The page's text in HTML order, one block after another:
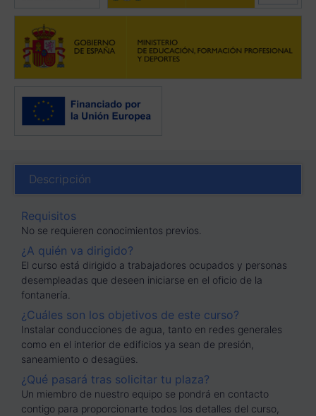
Descripción
Requisitos
No se requieren conocimientos previos.
¿A quién va dirigido?
El curso está dirigido a trabajadores ocupados y personas
desempleadas que deseen iniciarse en el oficio de la
fontanería.
¿Cuáles son los objetivos de este curso?
Instalar conducciones de agua, tanto en redes generales
como en el interior de edificios ya sean de presión,
saneamiento o desagües.
¿Qué pasará tras solicitar tu plaza?
Un miembro de nuestro equipo se pondrá en contacto
contigo para proporcionarte todos los detalles del curso,